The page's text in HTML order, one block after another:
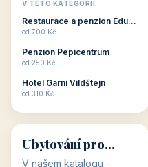
dovolenou přímo
souvisejí. Aktivní
odpočinek jso...
V TÉTO KATEGORII:
Restaurace a penzion Eduard
od 700 Kč
Penzion Pepicentrum
od 250 Kč
Hotel Garni Vildštejn
od 310 Kč
👨‍👩‍👧‍👦
34 objektů
Ubytování pro
rodiny
V našem katalogu -